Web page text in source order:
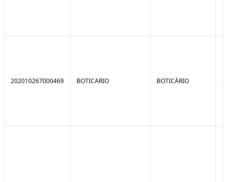
202010267000469 BOTICARIO BOTICÁRIO